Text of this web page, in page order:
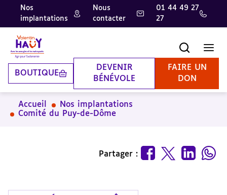
Aller
contenu
principal
Aller
pied
de
page
Aller
la
recherche
Nos
implantations
Nous
contacter
01 44 49 27
27
BOUTIQUE
DEVENIR
BÉNÉVOLE
FAIRE UN
DON
Accueil
Nos implantations
Comité du Puy-de-Dôme
Partager :